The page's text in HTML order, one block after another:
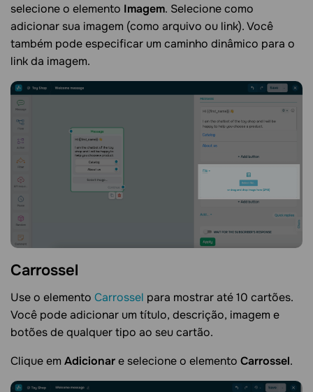
selecione o elemento Imagem. Selecione como
adicionar sua imagem (como arquivo ou link). Você
também pode especificar um caminho dinâmico para o
link da imagem.
Carrossel
Use o elemento Carrossel para mostrar até 10 cartões.
Você pode adicionar um título, descrição, imagem e
botões de qualquer tipo ao seu cartão.
Clique em Adicionare selecione o elemento Carrossel.